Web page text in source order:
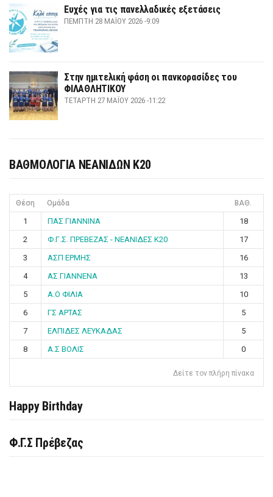
Ευχές για τις πανελλαδικές εξετάσεις
ΠΈΜΠΤΗ 28 ΜΑΪ́ΟΥ 2026 -9:09
Στην ημιτελική φάση οι πανκορασίδες του
ΦΙΛΑΘΛΗΤΙΚΟΥ
ΤΕΤΆΡΤΗ 27 ΜΑΪ́ΟΥ 2026 -11:22
ΒΑΘΜΟΛΟΓΙΑ ΝΕΑΝΙΔΩΝ Κ20
Θέση Ομάδα ΒΑΘ.
1 ΠΑΣ ΓΙΑΝΝΙΝΑ
18
2
Φ.Γ.Σ. ΠΡΕΒΕΖΑΣ - ΝΕΑΝΙΔΕΣ Κ20
17
3
ΑΣΠ ΕΡΜΗΣ
16
4
ΑΣ ΓΙΑΝΝΕΝΑ
13
5
Α.Ο ΦΙΛΙΑ
10
6
ΓΣ ΑΡΤΑΣ
5
7
ΕΛΠΙΔΕΣ ΛΕΥΚΑΔΑΣ
5
8
Α.Σ ΒΟΛΙΣ 0
Δείτε τον πλήρη πίνακα
Happy Birthday
Φ.Γ.Σ Πρέβεζας